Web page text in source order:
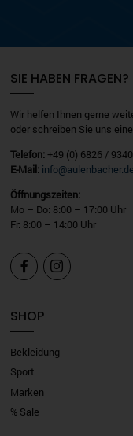
SIE HABEN FRAGEN?
Wir helfen Ihnen gerne
oder schreiben Sie uns
Telefon:+49 (0) 6826 /
E-Mail: info@aulenbacher.de
Öffnungszeiten:
Mo – Do: 8:00 – 17:00 Uhr
Fr: 8:00 – 14:00 Uhr
 
SHOP
Bekleidung
Sport
Marken
% Sale